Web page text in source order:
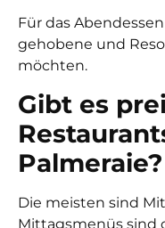
Für das
gehobene und
möchten.
Gibt es
Palmeraie?
Die meisten sind
Mittagsmenüs sind